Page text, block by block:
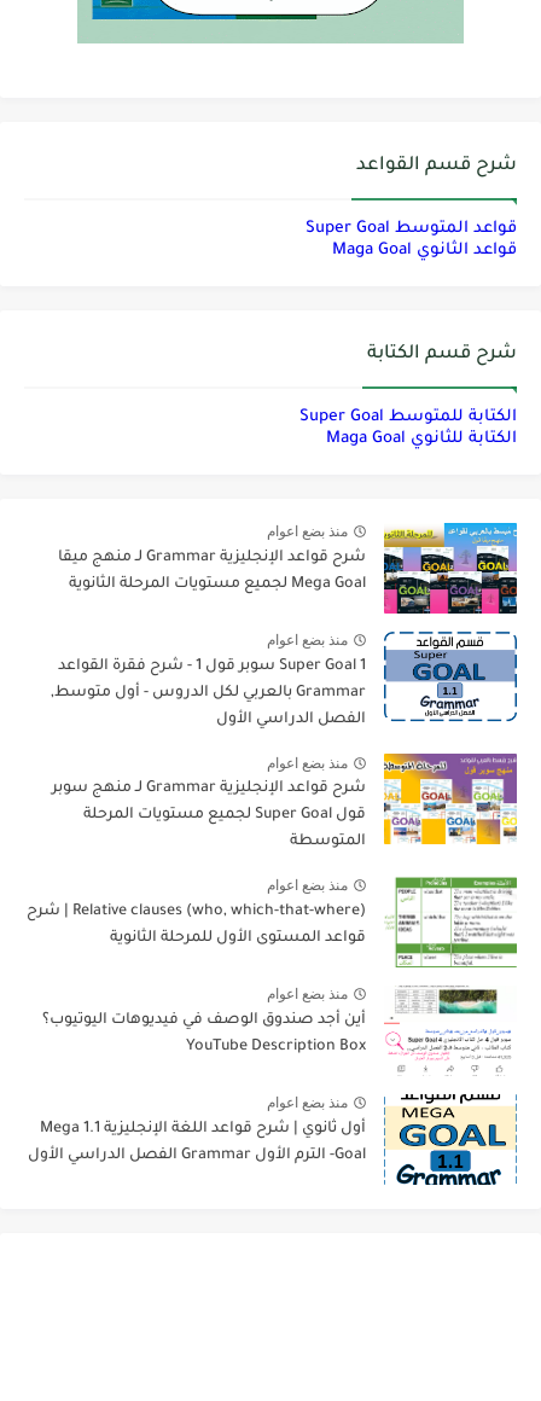
شرح قسم القواعد
قواعد المتوسط Super Goal
قواعد الثانوي Maga Goal
شرح قسم الكتابة
الكتابة للمتوسط Super Goal
الكتابة للثانوي Maga Goal
منذ بضع اعوام
شرح قواعد الإنجليزية Grammar لـ منهج ميقا
Mega Goal لجميع مستويات المرحلة الثانوية
منذ بضع اعوام
Super Goal 1 سوبر قول 1 - شرح فقرة القواعد
Grammar بالعربي لكل الدروس - أول متوسط,
الفصل الدراسي الأول
منذ بضع اعوام
شرح قواعد الإنجليزية Grammar لـ منهج سوبر
قول Super Goal لجميع مستويات المرحلة
المتوسطة
منذ بضع اعوام
Relative clauses (who, which-that-where) | شرح
قواعد المستوى الأول للمرحلة الثانوية
منذ بضع اعوام
أين أجد صندوق الوصف في فيديوهات اليوتيوب؟
YouTube Description Box
منذ بضع اعوام
أول ثانوي | شرح قواعد اللغة الإنجليزية 1.1 Mega
Goal- الترم الأول Grammar الفصل الدراسي الأول